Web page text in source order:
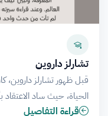
تشارلز داروين
قبل ظهور تشارلز داروين،
الحياة، حيث ساد
قراءة التفاصيل